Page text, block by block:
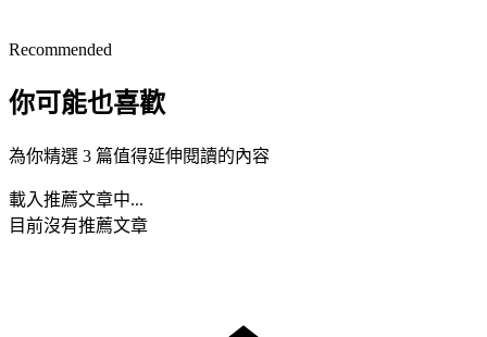
Recommended
你可能也喜歡
為你精選 3 篇值得延伸閱讀的內容
載入推薦文章中...
目前沒有推薦文章